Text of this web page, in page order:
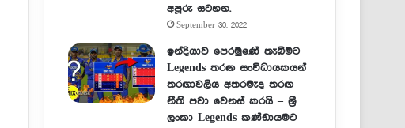
අපූරු සටහන.
September 30, 2022
ඉන්දියාව පෙරමුණේ තැබීමට
Legends තරඟ සංවිධායකයන්
තරඟාවලිය අතරමැද තරඟ
නීති පවා වෙනස් කරයි – ශ්‍රී
ලංකා Legends කණ්ඩායමට